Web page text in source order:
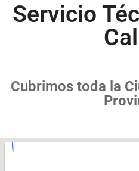
Servicio
Cubrimos toda la